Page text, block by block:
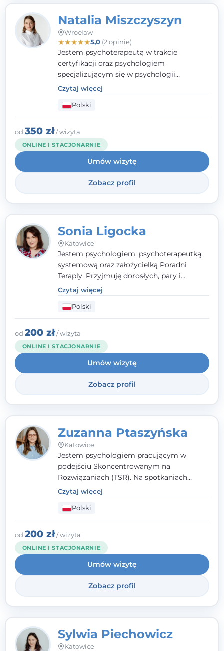
Natalia Miszczyszyn
Wrocław
★★★★★5,0(2 opinie)
Jestem psychoterapeutą w trakcie
certyfikacji oraz psychologiem
specjalizującym się w psychologii
klinicznej. Ukończyłam również studia
podyplomowe z Praktycznej Diagnozy
Psychologicznej. Aktywnie uczestniczę w
działalności Polskiego Towarzystwa
Psychiatrycznego oraz Polskiego
Towarzystwa Psychologicznego, a także
jestem członkiem nadzwyczajnym
Wielkopolskiego Towarzystwa Terapii
Systemowej.
Czytaj więcej
Polski
od 350 zł/ wizyta
ONLINE I STACJONARNIE
Umów wizytę
Zobacz profil
Sonia Ligocka
Katowice
Jestem psychologiem, psychoterapeutką
systemową oraz założycielką Poradni
Teraply. Przyjmuję dorosłych, pary i
rodziny, dobierając metody do
indywidualnych zasobów pacjenta. Wierzę
w drzemiące w Tobie zasoby, które
pozwolą Ci wyjść z kryzysu - a jeśli jeszcze
ich nie widzisz, pomogę Ci je odsłonić.
Czytaj więcej
Polski
od 200 zł/ wizyta
ONLINE I STACJONARNIE
Umów wizytę
Zobacz profil
Zuzanna Ptaszyńska
Katowice
Jestem psychologiem pracującym w
podejściu Skoncentrowanym na
Rozwiązaniach (TSR). Na spotkaniach
pracuję w sposób dopasowany do Ciebie -
nawet jeśli na starcie nie wiesz dokładnie,
czego potrzebujesz, odkrywamy to razem,
krok po kroku. Towarzyszę dorosłym oraz
młodzieży od 13. roku życia.
Czytaj więcej
Polski
od 200 zł/ wizyta
ONLINE I STACJONARNIE
Umów wizytę
Zobacz profil
Sylwia Piechowicz
Katowice